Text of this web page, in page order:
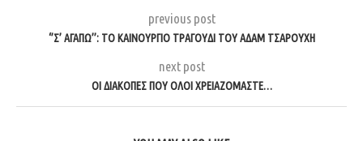
previous post
‘’Σ’ ΑΓΑΠΏ’’: TO ΚΑΙΝΟΎΡΓΙΟ ΤΡΑΓΟΎΔΙ ΤΟΥ ΑΔΆΜ ΤΣΑΡΟΎΧΗ
next post
ΟΙ ΔΙΑΚΟΠΈΣ ΠΟΥ ΌΛΟΙ ΧΡΕΙΑΖΌΜΑΣΤΕ…